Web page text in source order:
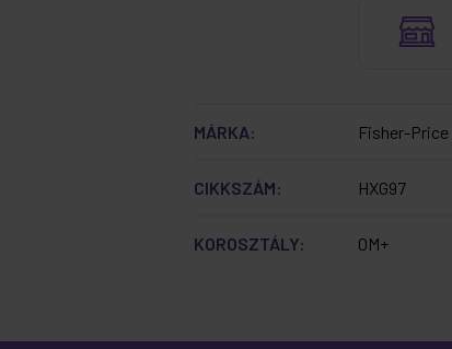
MÁRKA: Fisher-Price
CIKKSZÁM: HXG97
KOROSZTÁLY: 0M+